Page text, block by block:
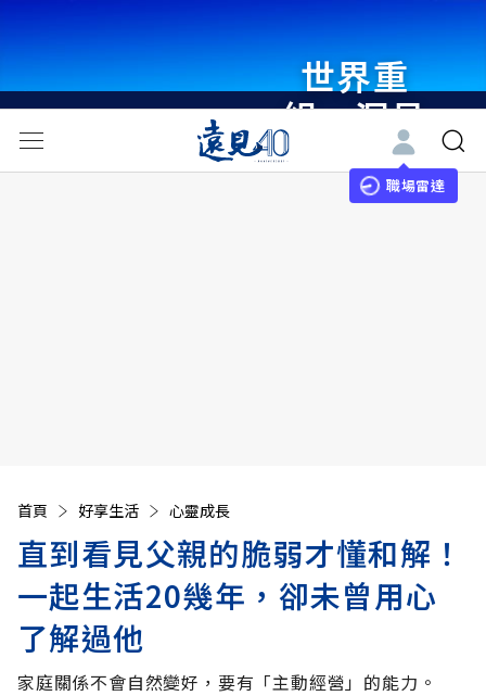
世界重
組・洞見
未來 與
世界領袖
職場雷達
首頁 好享生活 心靈成長
直到看見父親的脆弱才懂和解！
一起生活20幾年，卻未曾用心
了解過他
家庭關係不會自然變好，要有「主動經營」的能力。